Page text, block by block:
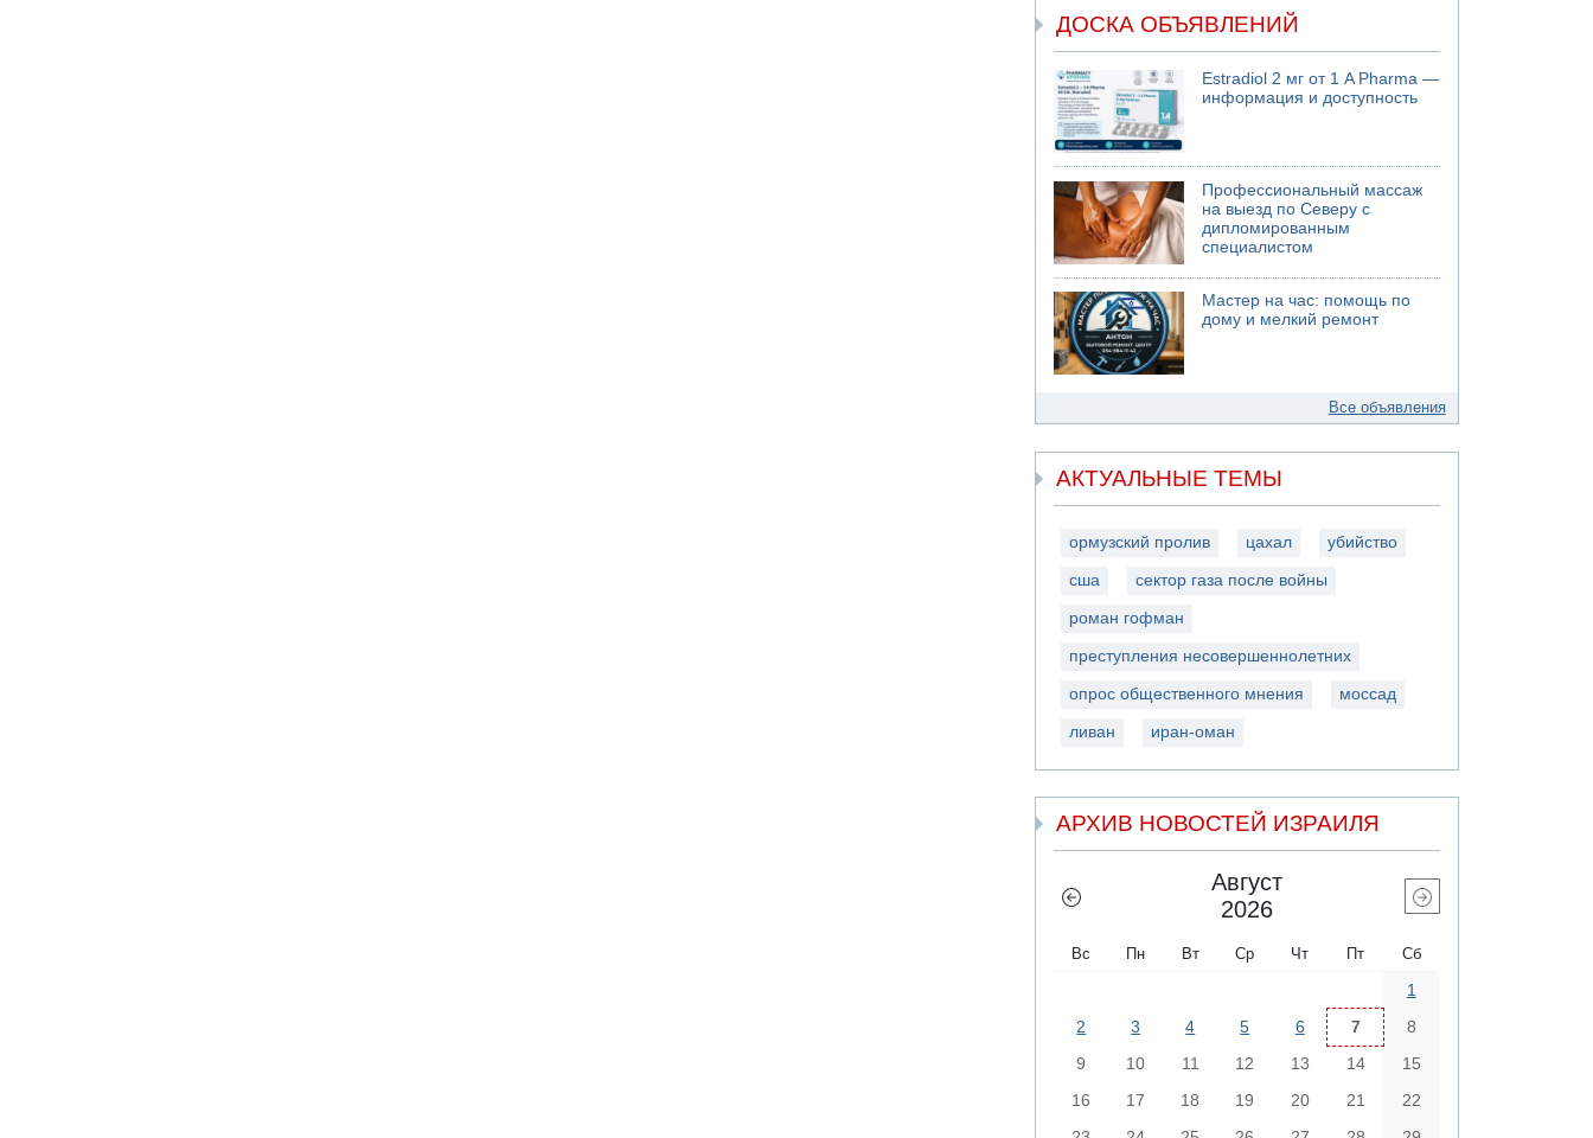
ДОСКА ОБЪЯВЛЕНИЙ
Estradiol 2 мг от 1 A Pharma —
информация и доступность
Профессиональный массаж
на выезд по Северу с
дипломированным
специалистом
Мастер на час: помощь по
дому и мелкий ремонт
Все объявления
АКТУАЛЬНЫЕ ТЕМЫ
ормузский пролив цахал убийство
сша сектор газа после войны
роман гофман
преступления несовершеннолетних
опрос общественного мнения моссад
ливан иран-оман
АРХИВ НОВОСТЕЙ ИЗРАИЛЯ
Август
2026
Вс Пн Вт Ср Чт Пт Сб
1
2
3 4 5 6 7
8
9
10 11 12 13 14
15
16
17 18 19 20 21
22